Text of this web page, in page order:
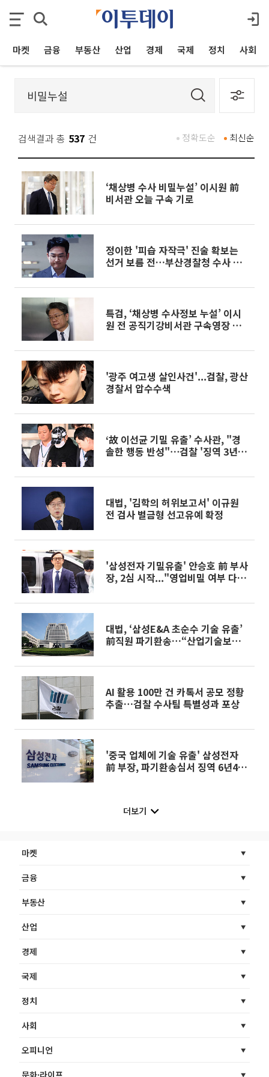
마켓 금융 부동산 산업 경제 국제 정치 사회
검색결과 총 537 건 최신순
정확도순
‘채상병 수사 비밀누설’ 이시원 前
비서관 오늘 구속 기로
정이한 '피습 자작극' 진술 확보는
선거 보름 전…부산경찰청 수사 경
특검, ‘채상병 수사정보 누설’ 이시
원 전 공직기강비서관 구속영장 청
'광주 여고생 살인사건'...검찰, 광산
경찰서 압수수색
‘故 이선균 기밀 유출’ 수사관, "경
솔한 행동 반성"⋯검찰 '징역 3년'
대법, '김학의 허위보고서' 이규원
전 검사 벌금형 선고유예 확정
'삼성전자 기밀유출' 안승호 前 부사
장, 2심 시작..."영업비밀 여부 다툴
대법, ‘삼성E&A 초순수 기술 유출’
前직원 파기환송…“산업기술보호
AI 활용 100만 건 카톡서 공모 정황
추출…검찰 수사팀 특별성과 포상
'중국 업체에 기술 유출' 삼성전자
前 부장, 파기환송심서 징역 6년4개
더보기
마켓
금융
부동산
산업
경제
국제
정치
사회
오피니언
문화·라이프